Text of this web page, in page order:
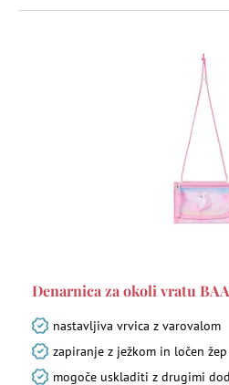
Denarnica za okoli vratu
nastavljiva vrvica z varovalom
zapiranje z ježkom in ločen
mogoče uskladiti z drugimi